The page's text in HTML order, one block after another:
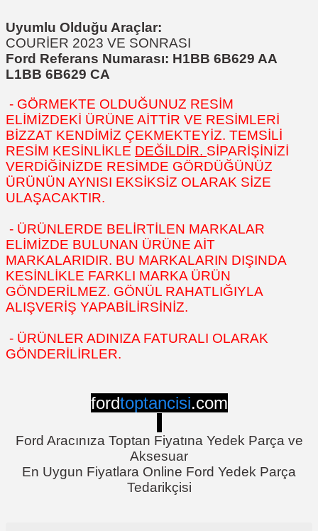
Uyumlu Olduğu Araçlar:
COURİER 2023 VE SONRASI
Ford Referans Numarası: H1BB 6B629 AA
L1BB 6B629 CA
- GÖRMEKTE OLDUĞUNUZ RESİM
ELİMİZDEKİ ÜRÜNE AİTTİR VE RESİMLERİ
BİZZAT KENDİMİZ ÇEKMEKTEYİZ. TEMSİLİ
RESİM KESİNLİKLE DEĞİLDİR. SİPARİŞİNİZİ
VERDİĞİNİZDE RESİMDE GÖRDÜĞÜNÜZ
ÜRÜNÜN AYNISI EKSİKSİZ OLARAK SİZE
ULAŞACAKTIR.
- ÜRÜNLERDE BELİRTİLEN MARKALAR
ELİMİZDE BULUNAN ÜRÜNE AİT
MARKALARIDIR. BU MARKALARIN DIŞINDA
KESİNLİKLE FARKLI MARKA ÜRÜN
GÖNDERİLMEZ. GÖNÜL RAHATLIĞIYLA
ALIŞVERİŞ YAPABİLİRSİNİZ.
- ÜRÜNLER ADINIZA FATURALI OLARAK
GÖNDERİLİRLER.
fordtoptancisi.com
Ford Aracınıza Toptan Fiyatına Yedek Parça ve
Aksesuar
En Uygun Fiyatlara Online Ford Yedek Parça
Tedarikçisi